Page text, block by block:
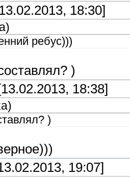
18:30]
)
ребус)))
)
18:38]
)
)
19:07]